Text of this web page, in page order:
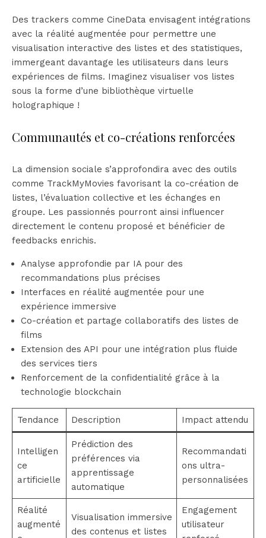
Des trackers comme CineData envisagent intégrations
avec la réalité augmentée pour permettre une
visualisation interactive des listes et des statistiques,
immergeant davantage les utilisateurs dans leurs
expériences de films. Imaginez visualiser vos listes
sous la forme d’une bibliothèque virtuelle
holographique !
Communautés et co-créations renforcées
La dimension sociale s’approfondira avec des outils
comme TrackMyMovies favorisant la co-création de
listes, l’évaluation collective et les échanges en
groupe. Les passionnés pourront ainsi influencer
directement le contenu proposé et bénéficier de
feedbacks enrichis.
Analyse approfondie par IA pour des
recommandations plus précises
Interfaces en réalité augmentée pour une
expérience immersive
Co-création et partage collaboratifs des listes de
films
Extension des API pour une intégration plus fluide
des services tiers
Renforcement de la confidentialité grâce à la
technologie blockchain
Tendance Description Impact attendu
Intelligen
ce
artificielle
Prédiction des
préférences via
apprentissage
automatique
Recommandati
ons ultra-
personnalisées
Réalité
augmenté
Visualisation immersive
des contenus et listes
Engagement
utilisateur